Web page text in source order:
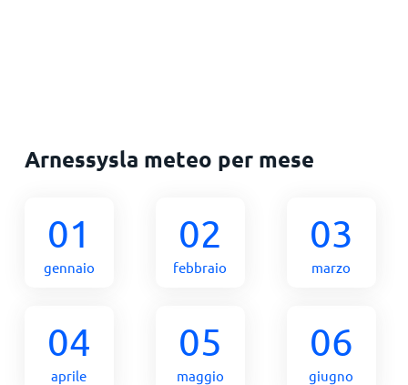
Arnessysla meteo per mese
01
gennaio
02
febbraio
03
marzo
04
aprile
05
maggio
06
giugno